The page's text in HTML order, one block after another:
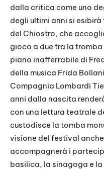
dalla critica come uno
degli ultimi anni si
del Chiostro, che
gioco a due tra la tromba
piano inafferrabile di
della musica Frida
Compagnia Lombardi
anni dalla nascita
con una lettura teatrale
custodisce la tomba
visione del festival
accompagnerà i
basilica, la sinagoga e la